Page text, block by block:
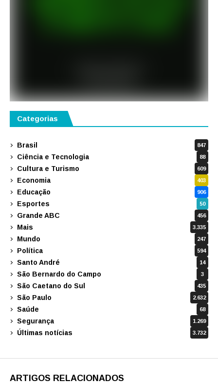
Categorias
Brasil 847
Ciência e Tecnologia 88
Cultura e Turismo 609
Economia 403
Educação 906
Esportes 50
Grande ABC 456
Mais 3.335
Mundo 247
Política 594
Santo André 14
São Bernardo do Campo 3
São Caetano do Sul 435
São Paulo 2.632
Saúde 68
Segurança 1.269
Últimas notícias 3.732
ARTIGOS RELACIONADOS